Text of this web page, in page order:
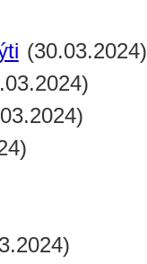
(30.03.2024)